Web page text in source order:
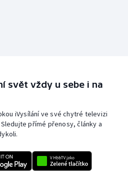
svět vždy u sebe i na
iVysílání ve své chytré televizi
přímé přenosy, články a